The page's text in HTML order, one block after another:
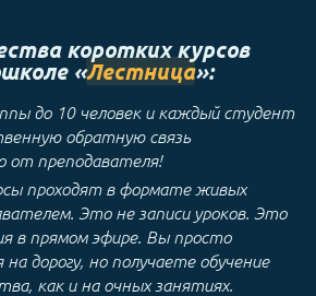
коротких курсов
«Лестница»:
до 10 человек и каждый студент
обратную связь
от преподавателя!
проходят в формате живых
Это не записи уроков. Это
в прямом эфире. Вы просто
дорогу, но получаете обучение
как и на очных занятиях.